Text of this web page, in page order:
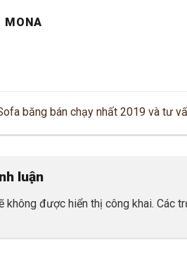
MONA
băng bán chạy nhất 2019 và tư
phù hợp
luận
không được hiển thị công khai. Các